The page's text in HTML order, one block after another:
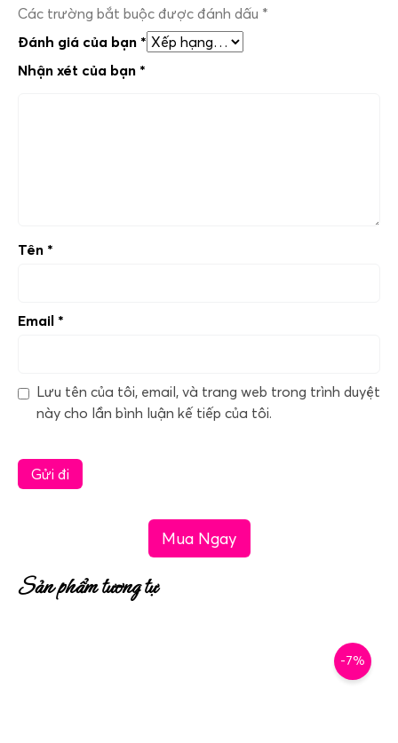
Các trường bắt buộc được đánh dấu *
Đánh giá của bạn *
Nhận xét của bạn *
Tên *
Email *
Lưu tên của tôi, email, và trang web trong trình duyệt
này cho lần bình luận kế tiếp của tôi.
Mua Ngay
Sản phẩm tương tự
-7%